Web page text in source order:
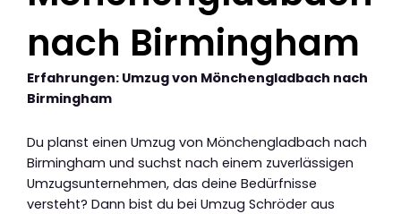
nach Birmingham
Erfahrungen: Umzug von Mönchengladbach nach
Birmingham
Du planst einen Umzug von Mönchengladbach nach
Birmingham und suchst nach einem zuverlässigen
Umzugsunternehmen, das deine Bedürfnisse
versteht? Dann bist du bei Umzug Schröder aus